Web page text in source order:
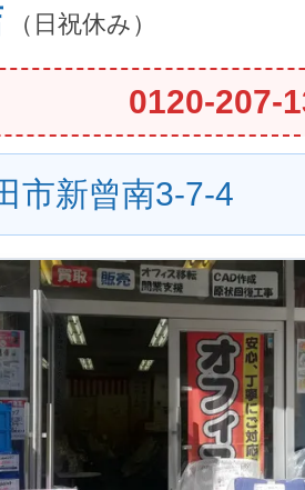
（日祝休み）
0120-207-
市新曾南3-7-4